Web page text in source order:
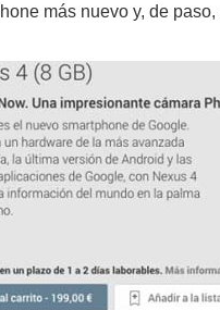
más nuevo y, de